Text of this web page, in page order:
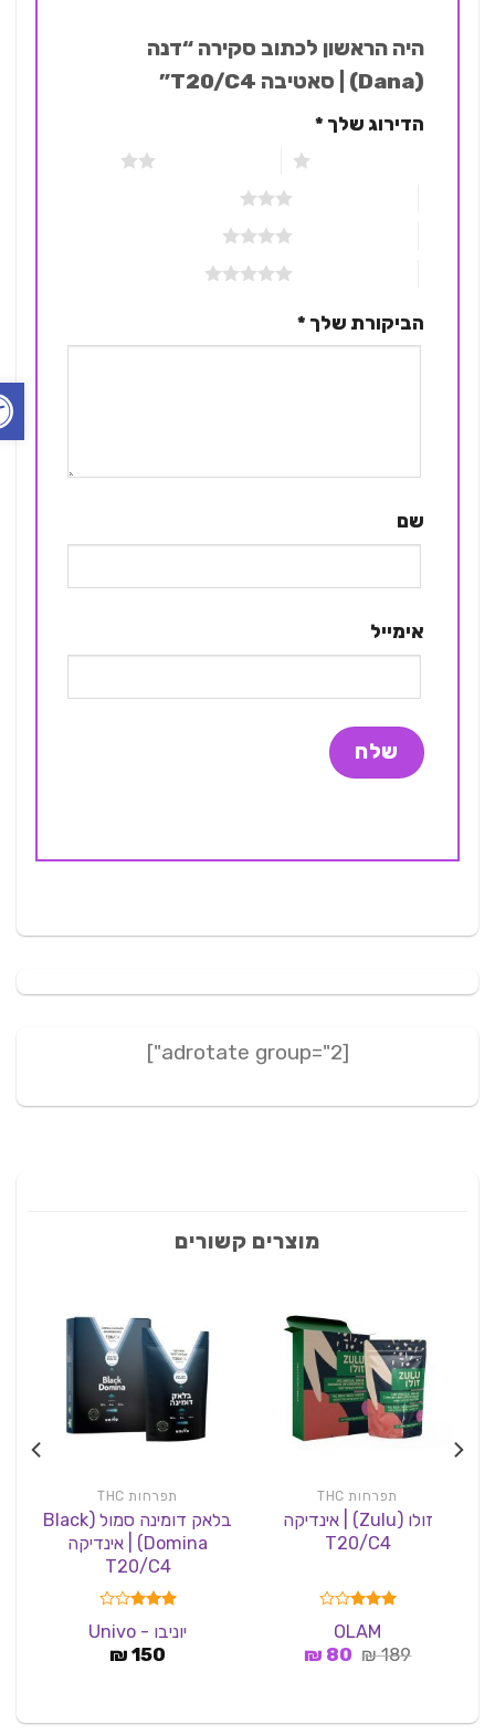
היה הראשון לכתוב סקירה “דנה
הדירוג שלך*
2 מתוך 5 כוכבים
הביקורת שלך*
שם
אימייל
מוצרים קשורים
תפרחות THC
זולו (Zulu) | אינדיקה
T20/C4
מתוך 5
OLAM
189
₪ המחיר
80
₪המחיר
תפרחות THC
בלאק דומינה סמול (Black
Domina) | אינדיקה
T20/C4
3.00
מתוך 5
יוניבו - Univo
150
₪